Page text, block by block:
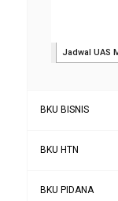
BKU BISNIS
BKU HTN
BKU PIDANA